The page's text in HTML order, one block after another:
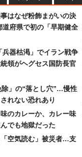
はなぜ粉飾まがいの決
府県で初の「早期健全
器枯渇」でイラン戦争
領がヘグセス国防長官
」の“落とし穴”…慢性
れない恐れあり
のカレーか、カレー味
でも地獄だった
「空気読む」被災者…支